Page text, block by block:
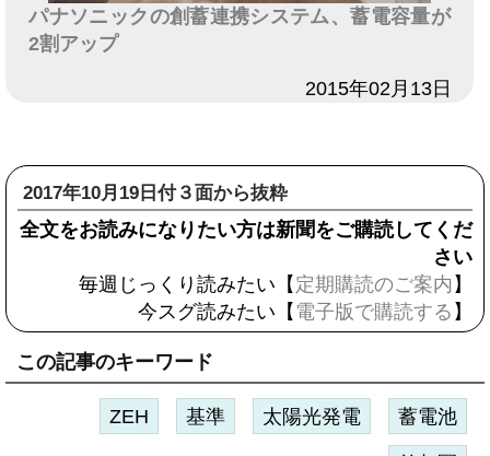
パナソニックの創蓄連携システム、蓄電容量が
2割アップ
2015年02月13日
2017年10月19日付３面から抜粋
全文をお読みになりたい方は新聞をご購読してくだ
さい
毎週じっくり読みたい【 定期購読のご案内 】
今スグ読みたい【 電子版で購読する 】
この記事のキーワード
ZEH 基準 太陽光発電 蓄電池